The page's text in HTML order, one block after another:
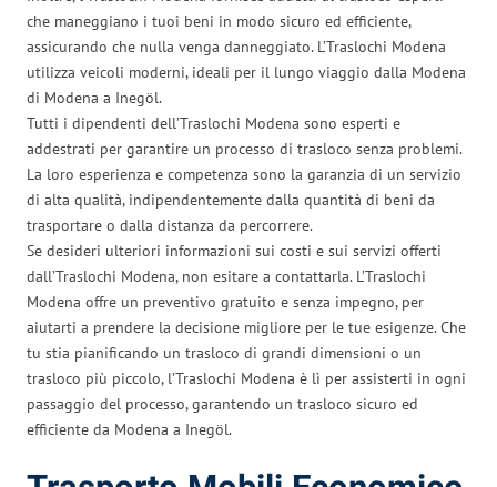
che maneggiano i tuoi beni in modo sicuro ed efficiente,
assicurando che nulla venga danneggiato. L’Traslochi Modena
utilizza veicoli moderni, ideali per il lungo viaggio dalla Modena
di Modena a Inegöl.
Tutti i dipendenti dell’Traslochi Modena sono esperti e
addestrati per garantire un processo di trasloco senza problemi.
La loro esperienza e competenza sono la garanzia di un servizio
di alta qualità, indipendentemente dalla quantità di beni da
trasportare o dalla distanza da percorrere.
Se desideri ulteriori informazioni sui costi e sui servizi offerti
dall’Traslochi Modena, non esitare a contattarla. L’Traslochi
Modena offre un preventivo gratuito e senza impegno, per
aiutarti a prendere la decisione migliore per le tue esigenze. Che
tu stia pianificando un trasloco di grandi dimensioni o un
trasloco più piccolo, l’Traslochi Modena è lì per assisterti in ogni
passaggio del processo, garantendo un trasloco sicuro ed
efficiente da Modena a Inegöl.